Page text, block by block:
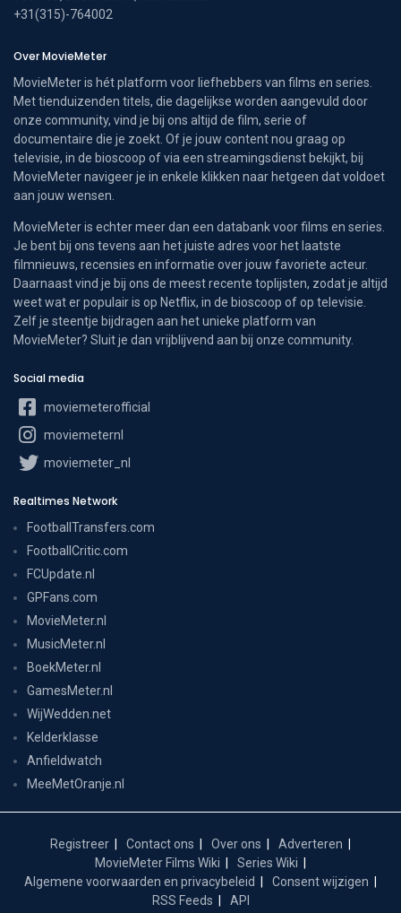
+31(315)-764002
Over MovieMeter
MovieMeter is hét platform voor liefhebbers van films en series.
Met tienduizenden titels, die dagelijkse worden aangevuld door
onze community, vind je bij ons altijd de film, serie of
documentaire die je zoekt. Of je jouw content nou graag op
televisie, in de bioscoop of via een streamingsdienst bekijkt, bij
MovieMeter navigeer je in enkele klikken naar hetgeen dat voldoet
aan jouw wensen.
MovieMeter is echter meer dan een databank voor films en series.
Je bent bij ons tevens aan het juiste adres voor het laatste
filmnieuws, recensies en informatie over jouw favoriete acteur.
Daarnaast vind je bij ons de meest recente toplijsten, zodat je altijd
weet wat er populair is op Netflix, in de bioscoop of op televisie.
Zelf je steentje bijdragen aan het unieke platform van
MovieMeter? Sluit je dan vrijblijvend aan bij onze community.
Social media
moviemeterofficial
moviemeternl
moviemeter_nl
Realtimes Network
FootballTransfers.com
FootballCritic.com
FCUpdate.nl
GPFans.com
MovieMeter.nl
MusicMeter.nl
BoekMeter.nl
GamesMeter.nl
WijWedden.net
Kelderklasse
Anfieldwatch
MeeMetOranje.nl
Registreer Contact ons Over ons
Adverteren
MovieMeter Films Wiki
Series Wiki
Algemene voorwaarden en privacybeleid
Consent wijzigen
RSS Feeds
API